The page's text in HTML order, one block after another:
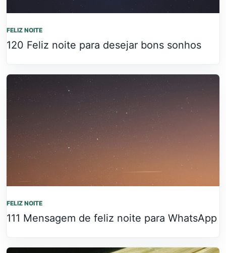
FELIZ NOITE
120 Feliz noite para desejar bons sonhos
FELIZ NOITE
111 Mensagem de feliz noite para WhatsApp